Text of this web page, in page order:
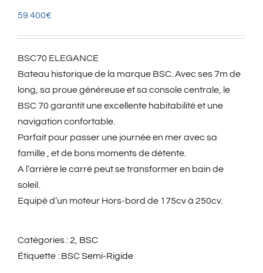
59 400€
BSC70 ELEGANCE
Bateau historique de la marque BSC. Avec ses 7m de
long, sa proue généreuse et sa console centrale, le
BSC 70 garantit une excellente habitabilité et une
navigation confortable.
Parfait pour passer une journée en mer avec sa
famille , et de bons moments de détente.
A l’arrière le carré peut se transformer en bain de
soleil.
Equipé d’un moteur Hors-bord de 175cv à 250cv.
Catégories :2 BSC
Étiquette : BSC Semi-Rigide